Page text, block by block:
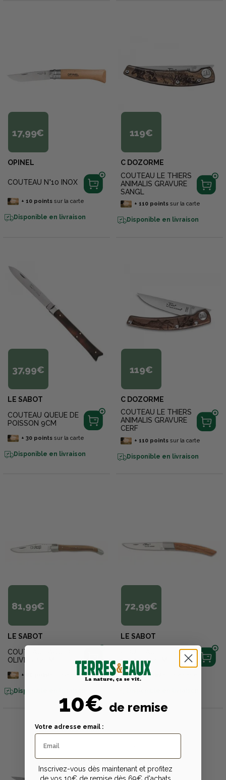
17,99€
OPINEL
COUTEAU N°10 INOX
+ 10pointssur la carte
Disponible en livraison
119€
C DOZORME
COUTEAU LE THIERS
ANIMALIS GRAVURE
SANGL
+ 110pointssur la carte
Disponible en livraison
37,99€
LE SABOT
COUTEAU QUEUE DE
POISSON 9CM
+ 30pointssur la carte
Disponible en livraison
119€
C DOZORME
COUTEAU LE THIERS
ANIMALIS GRAVURE
CERF
+ 110pointssur la carte
Disponible en livraison
81,99€
LE SABOT
COUTEAU LAGUIOLE
OLIVIER 12CM
+ sur la carte
Disponible en livraison
72,99€
LE SABOT
COUTEAU THIERS
OLIVIER 12CM
+70points
10€ de remise
Votre adresse email :
Inscrivez-vous dès maintenant et profitez